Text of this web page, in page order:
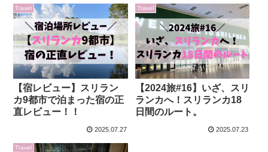
Travel
【宿レビュー】スリラン
カ9都市で泊まった宿の正
直レビュー！！
2025.07.27
Travel
【2024旅#16】いざ、スリ
ランカへ！スリランカ18
日間のルート。
2025.07.23
Travel